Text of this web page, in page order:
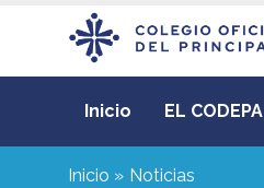
Inicio EL CODEPA
Inicio Noticias